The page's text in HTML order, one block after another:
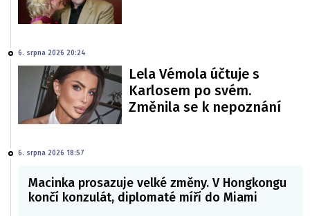
6. srpna 2026 20:24
Lela Vémola účtuje s
Karlosem po svém.
Změnila se k nepoznání
6. srpna 2026 18:57
Macinka prosazuje velké změny. V Hongkongu
končí konzulát, diplomaté míří do Miami